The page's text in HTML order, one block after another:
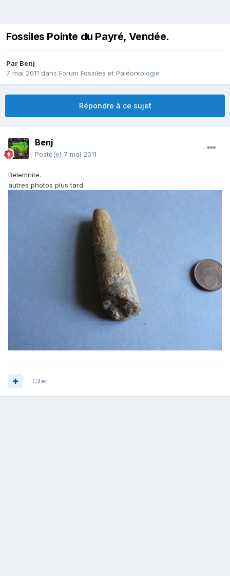
Fossiles Pointe du Payré, Vendée.
Par Benj
7 mai 2011 dans Forum Fossiles et Paléontologie
Répondre à ce sujet
Benj
Posté(e) 7 mai 2011
Belemnite.
autres photos plus tard.
Citer